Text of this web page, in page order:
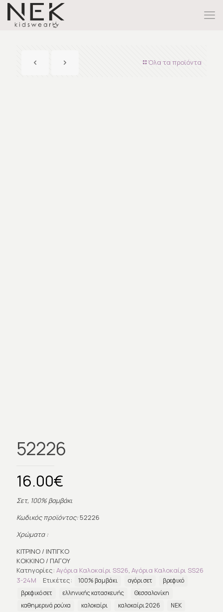
Όλα τα προϊόντα
52226
16.00€
Σετ, 100% βαμβάκι
Κωδικός προϊόντος:52226
Χρώματα :
ΚΙΤΡΙΝΟ / ΙΝΤΙΓΚΟ
ΚΟΚΚΙΝΟ / ΠΑΓΟΥ
Κατηγορίες: Αγόρια Καλοκαίρι SS26, Αγόρια Καλοκαίρι SS26
3-24Μ
Ετικέτες: 100% βαμβάκι αγόρι σετ
βρεφικό
βρεφικό σετ
ελληνικής κατασκευής
Θεσσαλονίκη
καθημερινά ρούχα
καλοκαίρι καλοκαίρι 2026
ΝΕΚ